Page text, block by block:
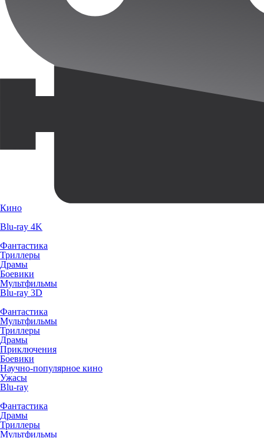
Кино
Blu-ray 4K
Фантастика
Триллеры
Драмы
Боевики
Мультфильмы
Blu-ray 3D
Фантастика
Мультфильмы
Триллеры
Драмы
Приключения
Боевики
Научно-популярное кино
Ужасы
Blu-ray
Фантастика
Драмы
Триллеры
Мультфильмы